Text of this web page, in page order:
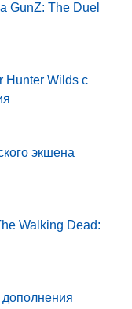
GunZ: The Duel
Hunter Wilds с
экшена
Walking Dead: